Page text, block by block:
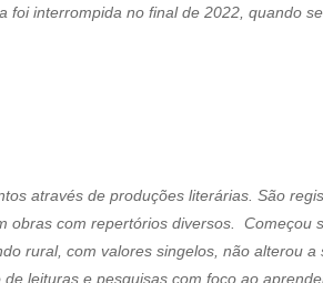
interrompida no final de 2022, quando
através de produções literárias. São
com repertórios diversos. Começou
rural, com valores singelos, não alterou
leituras e pesquisas com foco ao